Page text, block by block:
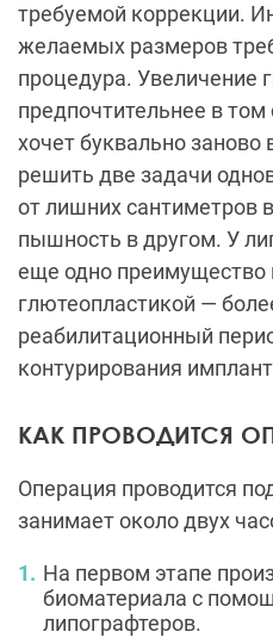
требуемой коррекции.
желаемых размеров
процедура. Увеличение
предпочтительнее в
хочет буквально заново
решить две задачи
от лишних сантиметров
пышность в другом. У
еще одно преимущество
глютеопластикой —
реабилитационный
контурирования
КАК ПРОВОДИТСЯ
Операция проводится
занимает около двух
На первом этапе
биоматериала с
липографтеров.